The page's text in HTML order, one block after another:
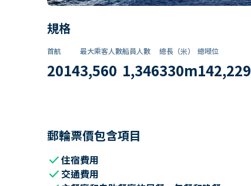
規格
首航
2014
最大乘客人數
3,560
船員人數
1,346
總長（米）
330m
總噸位
142,229
郵輪票價包含項目
check住宿費用
check 交通費用